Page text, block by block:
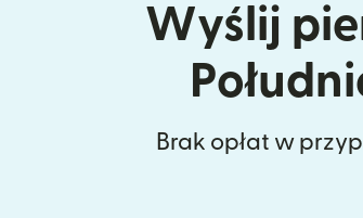
Wyślij
Brak opłat w